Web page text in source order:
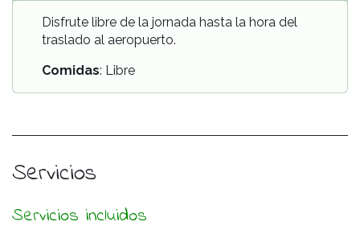
Disfrute libre de la jornada hasta la hora del
traslado al aeropuerto.
Comidas: Libre
Servicios
Servicios incluidos